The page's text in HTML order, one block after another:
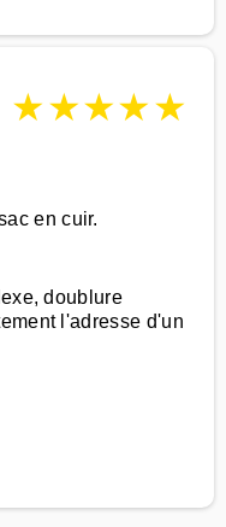
★★★★★
en cuir.
doublure
l'adresse d'un